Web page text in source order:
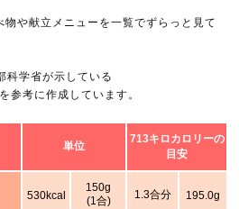
や献立メニューを一覧でずらっと見て
科学省が示している
参考に作成しています。
単位
713キロカロリーの
目安
530kcal
150g
(1合)
1.3合分 195.0g